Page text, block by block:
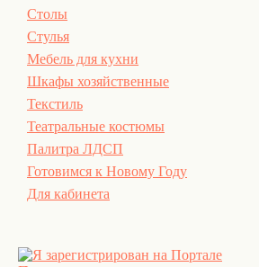
Столы
Стулья
Мебель для кухни
Шкафы хозяйственные
Текстиль
Театральные костюмы
Палитра ЛДСП
Готовимся к Новому Году
Для кабинета